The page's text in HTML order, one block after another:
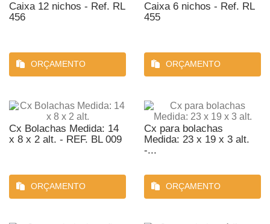
Caixa 12 nichos - Ref. RL
456
ORÇAMENTO
Caixa 6 nichos - Ref. RL
455
ORÇAMENTO
Cx Bolachas Medida: 14
x 8 x 2 alt. - REF. BL 009
ORÇAMENTO
Cx para bolachas
Medida: 23 x 19 x 3 alt.
-...
ORÇAMENTO